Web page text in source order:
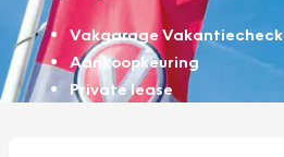
Vakgarage Vakantiecheck
Aankoopkeuring
Private lease